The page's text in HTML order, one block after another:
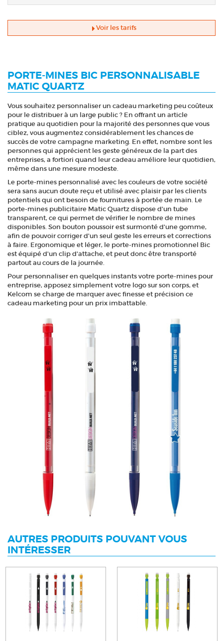
Voir les tarifs
PORTE-MINES BIC PERSONNALISABLE
MATIC QUARTZ
Vous souhaitez personnaliser un cadeau marketing peu coûteux
pour le distribuer à un large public ? En offrant un article
pratique au quotidien pour la majorité des personnes que vous
ciblez, vous augmentez considérablement les chances de
succès de votre campagne marketing. En effet, nombre sont les
personnes qui apprécient les geste généreux de la part des
entreprises, a fortiori quand leur cadeau améliore leur quotidien,
même dans une mesure modeste.
Le porte-mines personnalisé avec les couleurs de votre société
sera sans aucun doute reçu et utilisé avec plaisir par les clients
potentiels qui ont besoin de fournitures à portée de main. Le
porte-mines publicitaire Matic Quartz dispose d'un tube
transparent, ce qui permet de vérifier le nombre de mines
disponibles. Son bouton poussoir est surmonté d'une gomme,
afin de pouvoir corriger d'un seul geste les erreurs et corrections
à faire. Ergonomique et léger, le porte-mines promotionnel Bic
est équipé d'un clip d'attache, et peut donc être transporté
partout au cours de la journée.
Pour personnaliser en quelques instants votre porte-mines pour
entreprise, apposez simplement votre logo sur son corps, et
Kelcom se charge de marquer avec finesse et précision ce
cadeau marketing pour un prix imbattable.
AUTRES PRODUITS POUVANT VOUS
INTÉRESSER